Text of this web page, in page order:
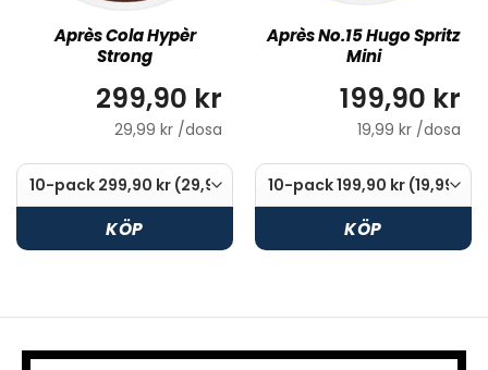
Après Cola Hypèr
Strong
299,90 kr
29,99 kr /dosa
KÖP
Après No.15 Hugo Spritz
Mini
199,90 kr
19,99 kr /dosa
KÖP